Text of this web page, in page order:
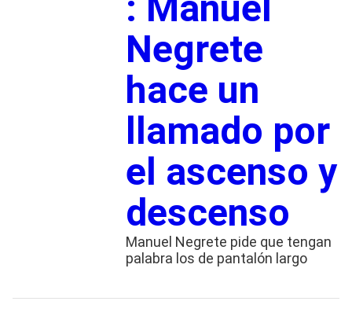
Negrete
hace un
llamado por
el ascenso y
descenso
Manuel Negrete pide que tengan
palabra los de pantalón largo